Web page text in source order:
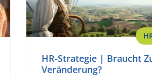
HR-Strategie | Braucht
Veränderung?